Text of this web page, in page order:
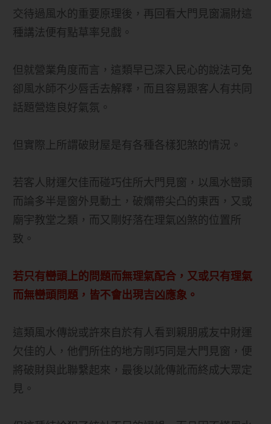
交待過風水的重要原理後，再回看大門見窗漏財這
種講法便有點草率兒戲。
但就營業角度而言，這類早已深入民心的說法可免
卻風水師不少唇舌去解釋，而且容易跟客人有共同
話題營造良好氣氛。
但實際上所謂破財屋是有各種各樣犯煞的情況。
若客人財運欠佳而碰巧住所大門見窗，以風水巒頭
而論多半是窗外見動土，破爛帶尖凸的東西，又或
廟宇教堂之類，而又剛好落在理氣凶煞的位置所
致。
若只有巒頭上的問題而無理氣配合，又或只有理氣
而無巒頭問題，皆不會出現吉凶應象。
這類風水傳說或許來自於有人看到親朋戚友中財運
欠佳的人，他們所住的地方剛巧同是大門見窗，便
將破財與此聯繫起來，最後以訛傳訛而終成大眾定
見。